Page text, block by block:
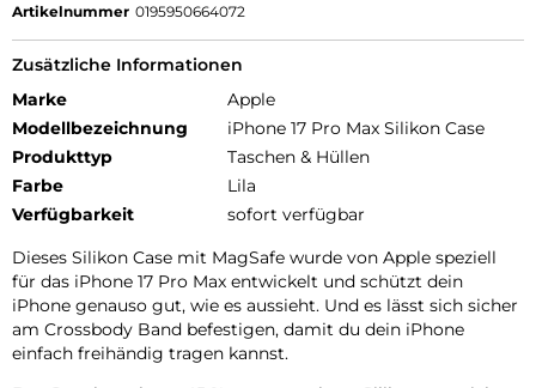
Artikelnummer 0195950664072
Zusätzliche Informationen
Marke
Apple
Modellbezeichnung
iPhone 17 Pro Max Silikon Case
Produkttyp
Taschen & Hüllen
Farbe
Lila
Verfügbarkeit
sofort verfügbar
Dieses Silikon Case mit MagSafe wurde von Apple speziell
für das iPhone 17 Pro Max entwickelt und schützt dein
iPhone genauso gut, wie es aussieht. Und es lässt sich sicher
am Crossbody Band befestigen, damit du dein iPhone
einfach freihändig tragen kannst.